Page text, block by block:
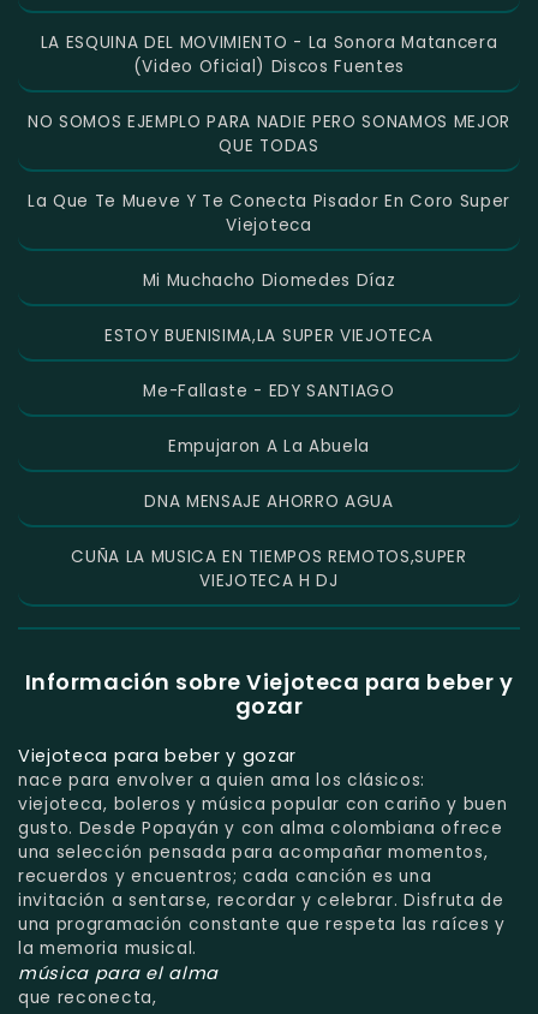
LA ESQUINA DEL MOVIMIENTO - La Sonora Matancera
(Video Oficial) Discos Fuentes
NO SOMOS EJEMPLO PARA NADIE PERO SONAMOS MEJOR
QUE TODAS
La Que Te Mueve Y Te Conecta Pisador En Coro Super
Viejoteca
Mi Muchacho Diomedes Díaz
ESTOY BUENISIMA,LA SUPER VIEJOTECA
Me-Fallaste - EDY SANTIAGO
Empujaron A La Abuela
DNA MENSAJE AHORRO AGUA
CUÑA LA MUSICA EN TIEMPOS REMOTOS,SUPER
VIEJOTECA H DJ
Información sobre Viejoteca para beber y
gozar
Viejoteca para beber y gozar
nace para envolver a quien ama los clásicos:
viejoteca, boleros y música popular con cariño y buen
gusto. Desde Popayán y con alma colombiana ofrece
una selección pensada para acompañar momentos,
recuerdos y encuentros; cada canción es una
invitación a sentarse, recordar y celebrar. Disfruta de
una programación constante que respeta las raíces y
la memoria musical.
música para el alma
que reconecta,